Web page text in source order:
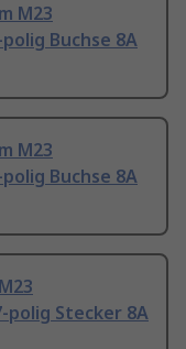
M23
Buchse 8A
M23
Buchse 8A
polig Stecker 8A